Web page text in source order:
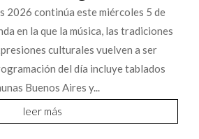
2026 continúa este miércoles 5 de
en la que la música, las tradiciones
culturales vuelven a ser
del día incluye tablados
Buenos Aires y...
leer más